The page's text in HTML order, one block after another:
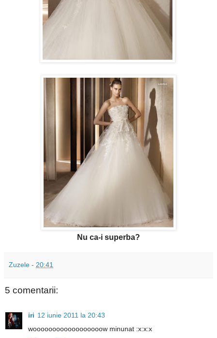
Nu ca-i superba?
Zuzele - 20:41
5 comentarii:
iri 12 iunie 2011 la 20:43
woooooooooooooooooow minunat :x:x:x